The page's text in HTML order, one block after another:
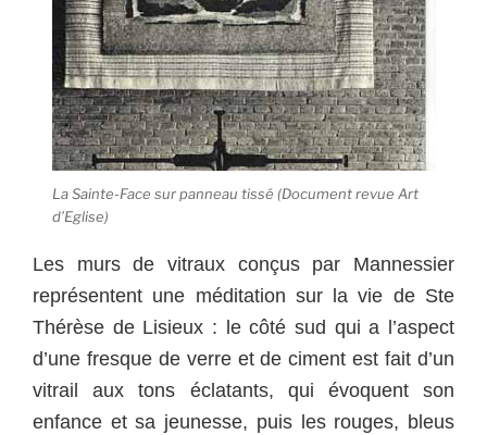
La Sainte-Face sur panneau tissé (Document revue Art
d’Eglise)
Les murs de vitraux conçus par Mannessier
représentent une méditation sur la vie de Ste
Thérèse de Lisieux : le côté sud qui a l’aspect
d’une fresque de verre et de ciment est fait d’un
vitrail aux tons éclatants, qui évoquent son
enfance et sa jeunesse, puis les rouges, bleus